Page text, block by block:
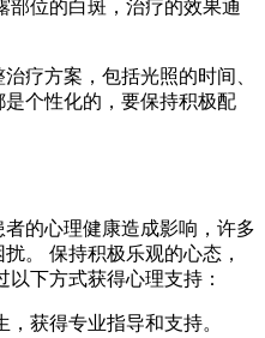
部位的白斑，治疗的效果通
疗方案，包括光照的时间、
个性化的，要保持积极配
的心理健康造成影响，许多
。 保持积极乐观的心态，
下方式获得心理支持：
获得专业指导和支持。